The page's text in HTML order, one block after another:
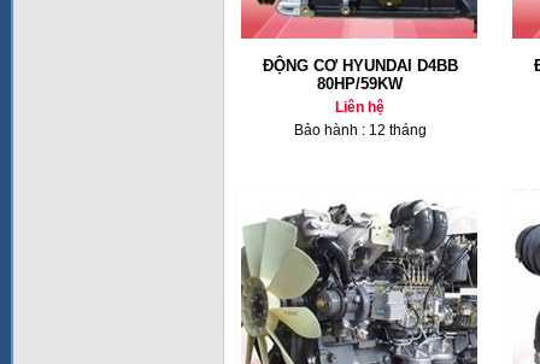
ĐỘNG CƠ HYUNDAI D4BB
80HP/59KW
Liên hệ
Bảo hành : 12 tháng